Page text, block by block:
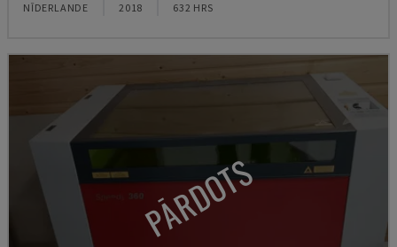
NĪDERLANDE 2018 632 HRS
PĀRDOTS